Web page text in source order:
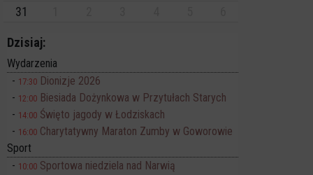
31
Dzisiaj:
Wydarzenia
17:30 Dionizje 2026
12:00 Biesiada Dożynkowa w Przytułach Starych
14:00 Święto jagody w Łodziskach
16:00 Charytatywny Maraton Zumby w Goworowie
Sport
10:00 Sportowa niedziela nad Narwią